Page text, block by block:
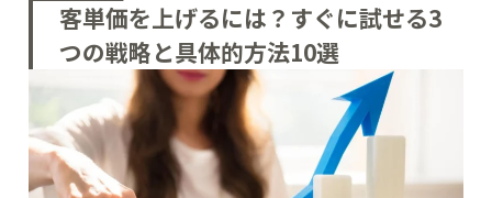
客単価を上げるには？すぐに試せる3
つの戦略と具体的方法10選